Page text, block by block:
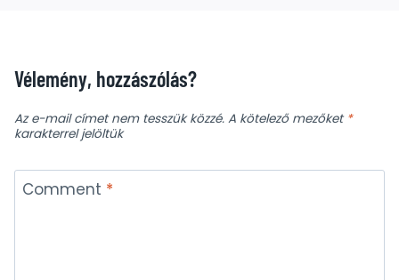
Vélemény, hozzászólás?
Az e-mail címet nem tesszük közzé. A kötelező mezőket *
karakterrel jelöltük
Comment *